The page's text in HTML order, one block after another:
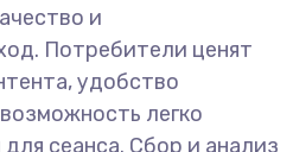
и
Потребители ценят
удобство
легко
сеанса. Сбор и анализ